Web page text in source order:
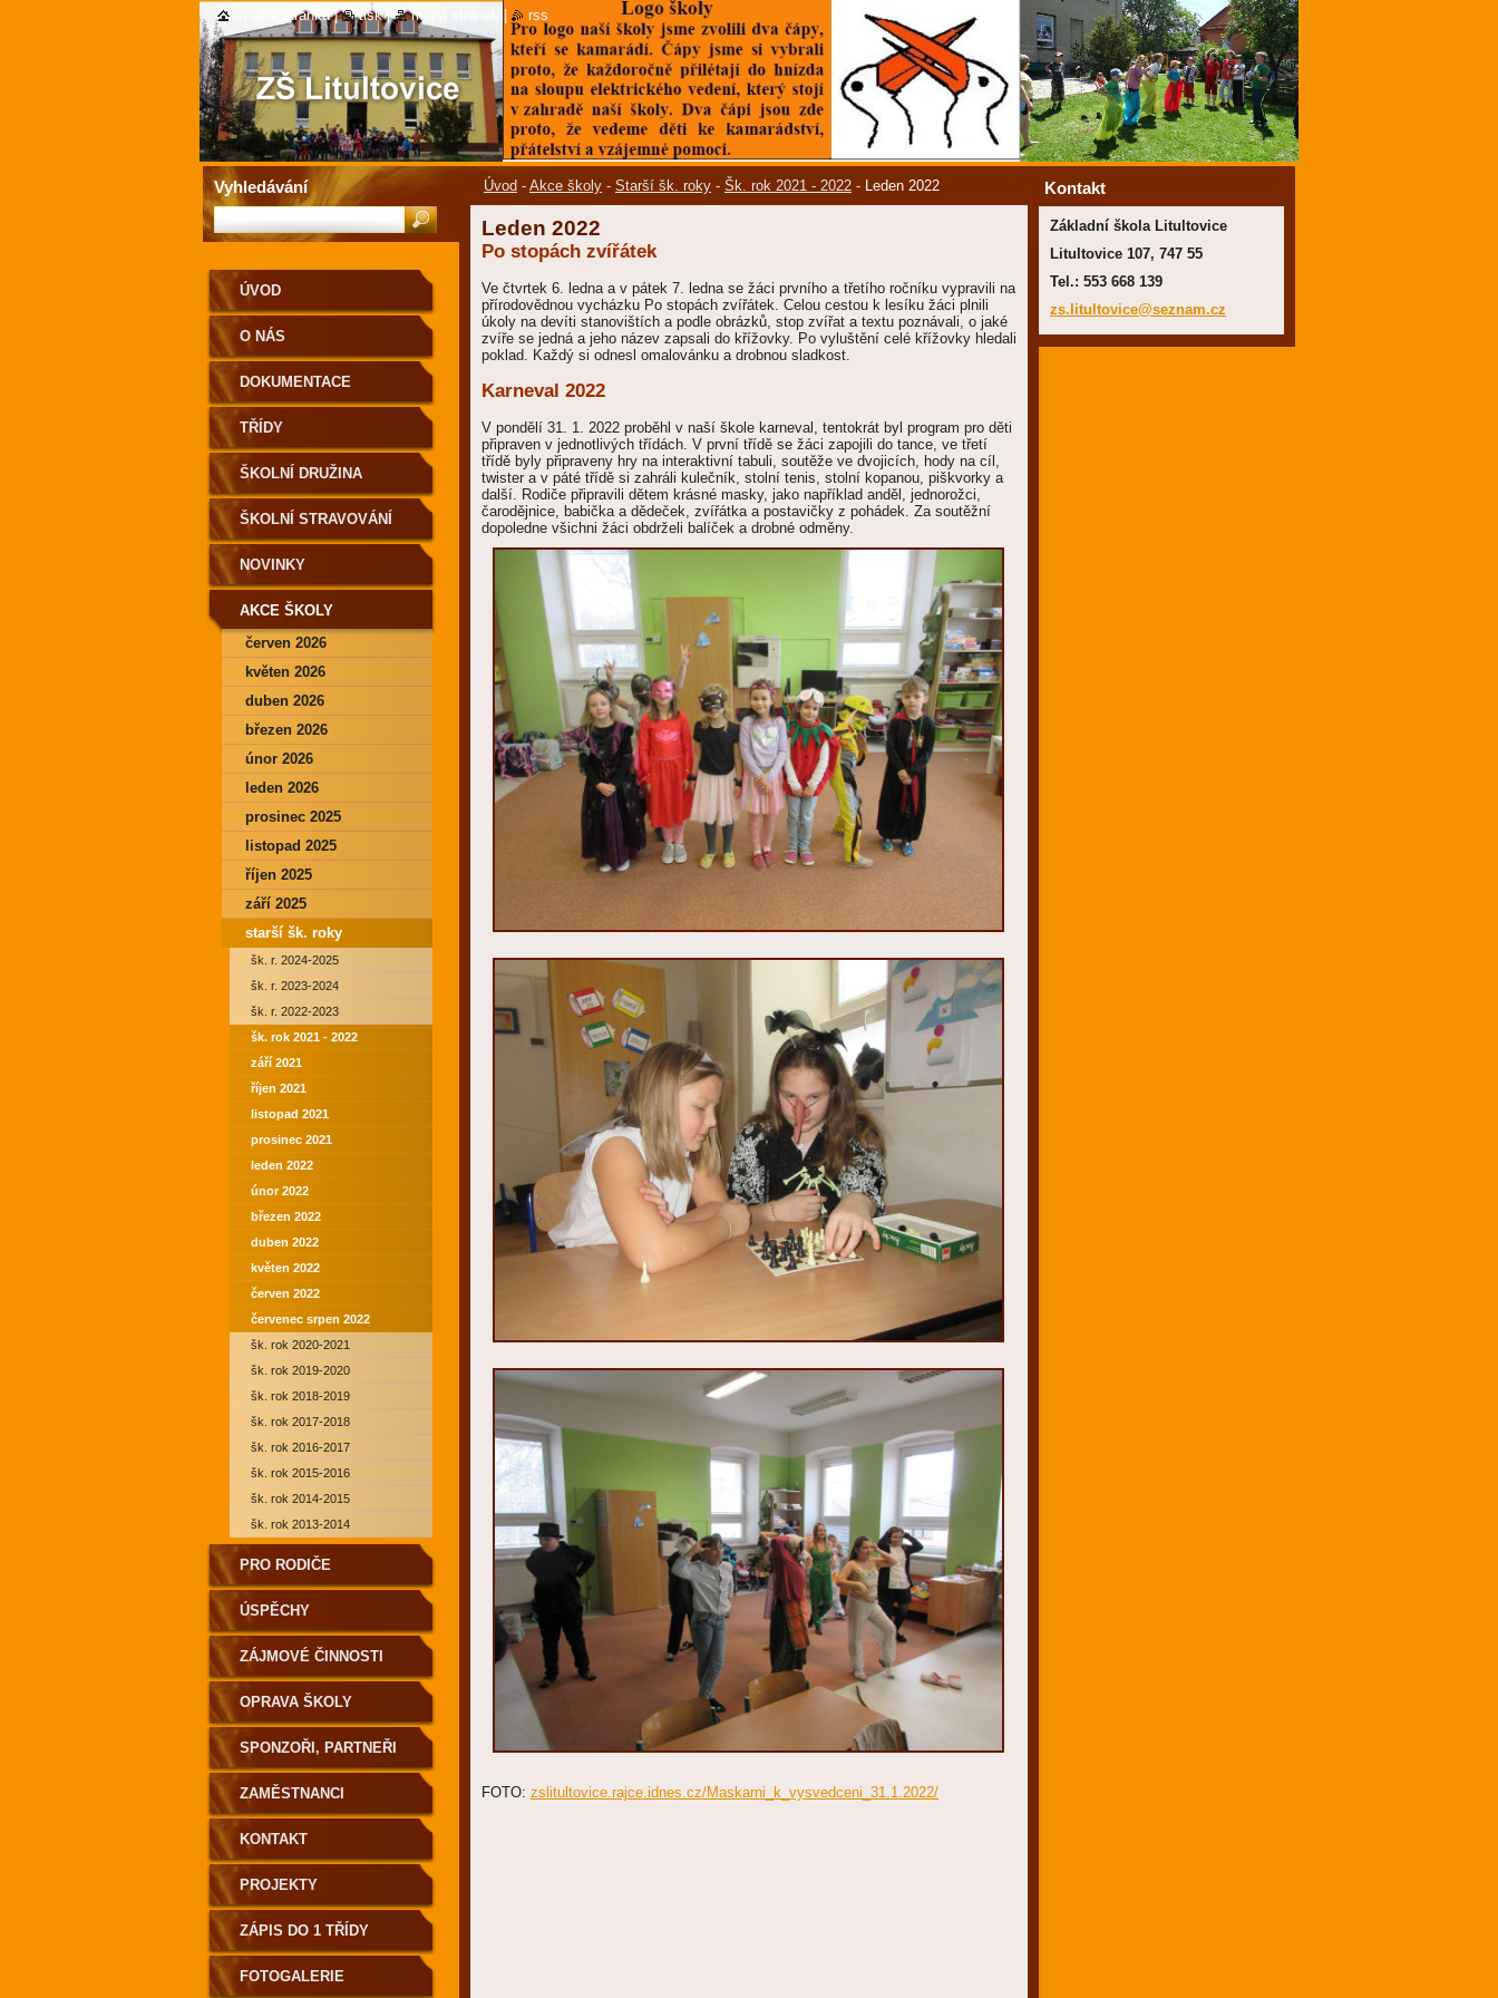
Úvod - Akce školy - Starší šk. roky - Šk. rok 2021 - 2022 - Leden 2022
Leden 2022
Po stopách zvířátek
Ve čtvrtek 6. ledna a v pátek 7. ledna se žáci prvního a třetího ročníku vypravili na
přírodovědnou vycházku Po stopách zvířátek. Celou cestou k lesíku žáci plnili
úkoly na devíti stanovištích a podle obrázků, stop zvířat a textu poznávali, o jaké
zvíře se jedná a jeho název zapsali do křížovky. Po vyluštění celé křížovky hledali
poklad. Každý si odnesl omalovánku a drobnou sladkost.
Karneval 2022
V pondělí 31. 1. 2022 proběhl v naší škole karneval, tentokrát byl program pro děti
připraven v jednotlivých třídách. V první třídě se žáci zapojili do tance, ve třetí
třídě byly připraveny hry na interaktivní tabuli, soutěže ve dvojicích, hody na cíl,
twister a v páté třídě si zahráli kulečník, stolní tenis, stolní kopanou, piškvorky a
další. Rodiče připravili dětem krásné masky, jako například anděl, jednorožci,
čarodějnice, babička a dědeček, zvířátka a postavičky z pohádek. Za soutěžní
dopoledne všichni žáci obdrželi balíček a drobné odměny.
FOTO: zslitultovice.rajce.idnes.cz/Maskarni_k_vysvedceni_31.1.2022/
ÚVOD
O NÁS
DOKUMENTACE
TŘÍDY
ŠKOLNÍ DRUŽINA
ŠKOLNÍ STRAVOVÁNÍ
NOVINKY
AKCE ŠKOLY
červen 2026
květen 2026
duben 2026
březen 2026
únor 2026
leden 2026
prosinec 2025
listopad 2025
říjen 2025
září 2025
starší šk. roky
šk. r. 2024-2025
šk. r. 2023-2024
šk. r. 2022-2023
šk. rok 2021 - 2022
září 2021
říjen 2021
listopad 2021
prosinec 2021
leden 2022
únor 2022
březen 2022
duben 2022
květen 2022
červen 2022
červenec srpen 2022
šk. rok 2020-2021
šk. rok 2019-2020
šk. rok 2018-2019
šk. rok 2017-2018
šk. rok 2016-2017
šk. rok 2015-2016
šk. rok 2014-2015
šk. rok 2013-2014
PRO RODIČE
ÚSPĚCHY
ZÁJMOVÉ ČINNOSTI
OPRAVA ŠKOLY
SPONZOŘI, PARTNEŘI
ZAMĚSTNANCI
KONTAKT
PROJEKTY
ZÁPIS DO 1 TŘÍDY
FOTOGALERIE
Kontakt
Základní škola Litultovice
Litultovice 107, 747 55
Tel.: 553 668 139
zs.litul tovice@seznam.cz
Vyhledávání
úvodní stránka | tisk | mapa stránek rss